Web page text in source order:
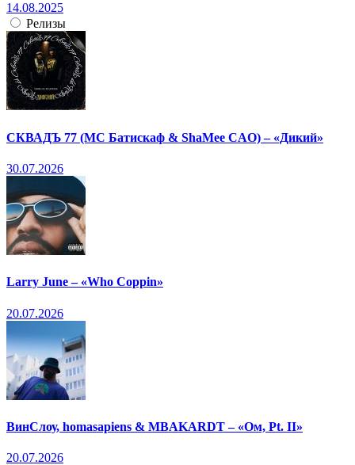
14.08.2025
Релизы
СКВАДЪ 77 (МС Батискаф & ShaMee CAO) – «Дикий»
30.07.2026
Larry June – «Who Coppin»
20.07.2026
ВинСлоу, homasapiens & MBAKARDT – «Ом, Pt. II»
20.07.2026